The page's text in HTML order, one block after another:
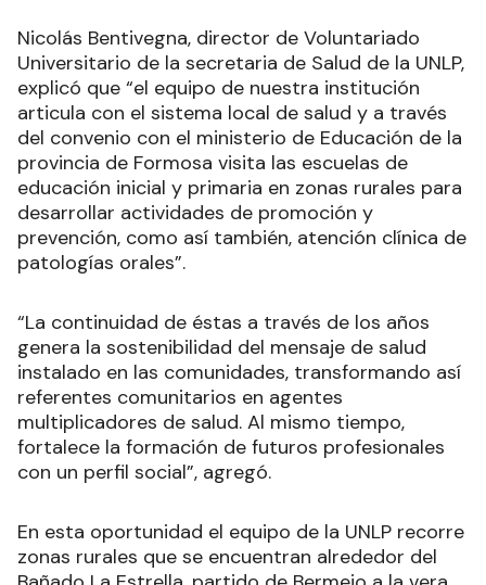
Nicolás Bentivegna, director de Voluntariado
Universitario de la secretaria de Salud de la UNLP,
explicó que “el equipo de nuestra institución
articula con el sistema local de salud y a través
del convenio con el ministerio de Educación de la
provincia de Formosa visita las escuelas de
educación inicial y primaria en zonas rurales para
desarrollar actividades de promoción y
prevención, como así también, atención clínica de
patologías orales”.
“La continuidad de éstas a través de los años
genera la sostenibilidad del mensaje de salud
instalado en las comunidades, transformando así
referentes comunitarios en agentes
multiplicadores de salud. Al mismo tiempo,
fortalece la formación de futuros profesionales
con un perfil social”, agregó.
En esta oportunidad el equipo de la UNLP recorre
zonas rurales que se encuentran alrededor del